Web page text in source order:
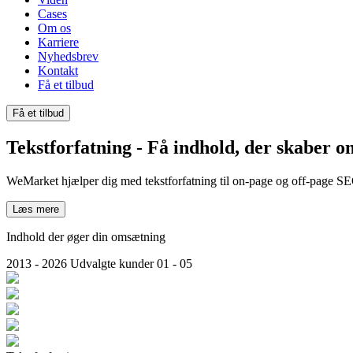
Cases
Om os
Karriere
Nyhedsbrev
Kontakt
Få et tilbud
Få et tilbud
Tekstforfatning - Få indhold, der skaber
WeMarket hjælper dig med tekstforfatning til on-page og off-page
Læs mere
Indhold der øger din omsætning
2013 - 2026 Udvalgte kunder 01 - 05